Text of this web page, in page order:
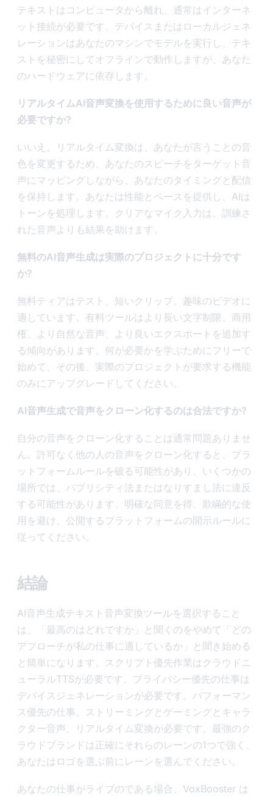
テキストはコンピュータから離れ、通常はインターネ
ット接続が必要です。デバイスまたはローカルジェネ
レーションはあなたのマシンでモデルを実行し、テキ
ストを秘密にしてオフラインで動作しますが、あなた
のハードウェアに依存します。
リアルタイムAI音声変換を使用するために良い音声が
必要ですか?
いいえ。リアルタイム変換は、あなたが言うことの音
色を変更するため、あなたのスピーチをターゲット音
声にマッピングしながら、あなたのタイミングと配信
を保持します。あなたは性能とペースを提供し、AIは
トーンを処理します。クリアなマイク入力は、訓練さ
れた音声よりも結果を助けます。
無料のAI音声生成は実際のプロジェクトに十分です
か?
無料ティアはテスト、短いクリップ、趣味のビデオに
適しています。有料ツールはより長い文字制限、商用
権、より自然な音声、より良いエクスポートを追加す
る傾向があります。何が必要かを学ぶためにフリーで
始めて、その後、実際のプロジェクトが要求する機能
のみにアップグレードしてください。
AI音声生成で音声をクローン化するのは合法ですか?
自分の音声をクローン化することは通常問題ありませ
ん。許可なく他の人の音声をクローン化すると、プラ
ットフォームルールを破る可能性があり、いくつかの
場所では、パブリシティ法またはなりすまし法に違反
する可能性があります。明確な同意を得、欺瞞的な使
用を避け、公開するプラットフォームの開示ルールに
従ってください。
結論
AI音声生成テキスト音声変換ツールを選択すること
は、「最高のはどれですか」と聞くのをやめて「どの
アプローチが私の仕事に適しているか」と聞き始める
と簡単になります。スクリプト優先作業はクラウドニ
ューラルTTSが必要です。プライバシー優先の仕事は
デバイスジェネレーションが必要です。パフォーマン
ス優先の仕事、ストリーミングとゲーミングとキャラ
クター音声、リアルタイム変換が必要です。最強のク
ラウドブランドは正確にそれらのレーンの1つで強く、
あなたはロゴを選ぶ前にレーンを選んでください。
あなたの仕事がライブのである場合、VoxBooster は